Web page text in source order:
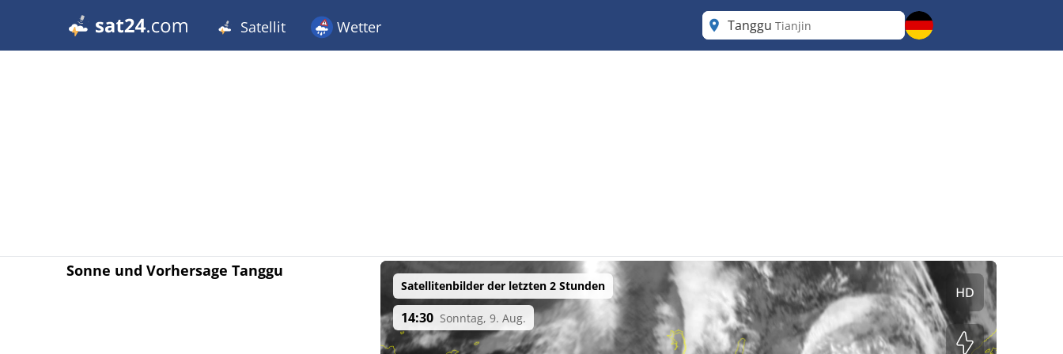
Satellit Wetter Tanggu Tianjin
Sonne und Vorhersage Tanggu
Satellitenbilder der letzten 2 Stunden
14:30 Sonntag, 9. Aug.